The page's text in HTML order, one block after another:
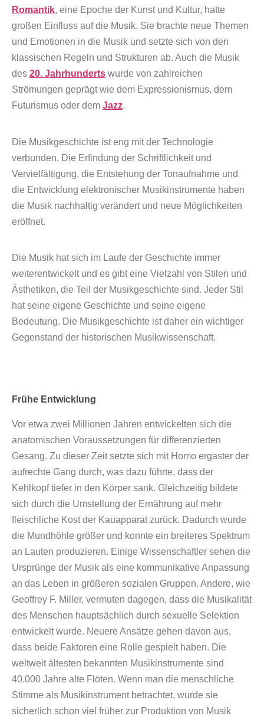
Romantik, eine Epoche der Kunst und Kultur, hatte
großen Einfluss auf die Musik. Sie brachte neue Themen
und Emotionen in die Musik und setzte sich von den
klassischen Regeln und Strukturen ab. Auch die Musik
des 20. Jahrhunderts wurde von zahlreichen
Strömungen geprägt wie dem Expressionismus, dem
Futurismus oder dem Jazz.
Die Musikgeschichte ist eng mit der Technologie
verbunden. Die Erfindung der Schriftlichkeit und
Vervielfältigung, die Entstehung der Tonaufnahme und
die Entwicklung elektronischer Musikinstrumente haben
die Musik nachhaltig verändert und neue Möglichkeiten
eröffnet.
Die Musik hat sich im Laufe der Geschichte immer
weiterentwickelt und es gibt eine Vielzahl von Stilen und
Ästhetiken, die Teil der Musikgeschichte sind. Jeder Stil
hat seine eigene Geschichte und seine eigene
Bedeutung. Die Musikgeschichte ist daher ein wichtiger
Gegenstand der historischen Musikwissenschaft.
Frühe Entwicklung
Vor etwa zwei Millionen Jahren entwickelten sich die
anatomischen Voraussetzungen für differenzierten
Gesang. Zu dieser Zeit setzte sich mit Homo ergaster der
aufrechte Gang durch, was dazu führte, dass der
Kehlkopf tiefer in den Körper sank. Gleichzeitig bildete
sich durch die Umstellung der Ernährung auf mehr
fleischliche Kost der Kauapparat zurück. Dadurch wurde
die Mundhöhle größer und konnte ein breiteres Spektrum
an Lauten produzieren. Einige Wissenschaftler sehen die
Ursprünge der Musik als eine kommunikative Anpassung
an das Leben in größeren sozialen Gruppen. Andere, wie
Geoffrey F. Miller, vermuten dagegen, dass die Musikalität
des Menschen hauptsächlich durch sexuelle Selektion
entwickelt wurde. Neuere Ansätze gehen davon aus,
dass beide Faktoren eine Rolle gespielt haben. Die
weltweit ältesten bekannten Musikinstrumente sind
40.000 Jahre alte Flöten. Wenn man die menschliche
Stimme als Musikinstrument betrachtet, wurde sie
sicherlich schon viel früher zur Produktion von Musik